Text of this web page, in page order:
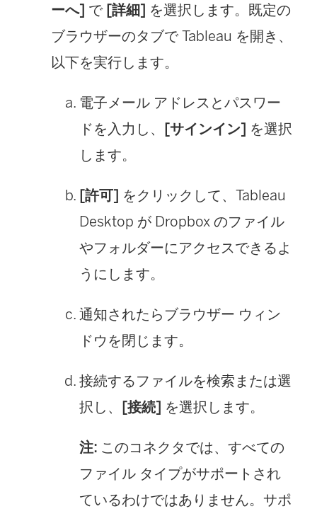
ーへ] で [詳細] を選択します。既定の
ブラウザーのタブで Tableau を開き、
以下を実行します。
電子メール アドレスとパスワー
ドを入力し、 [サインイン] を選択
します。
[許可] をクリックして、Tableau
Desktop が Dropbox のファイル
やフォルダーにアクセスできるよ
うにします。
通知されたらブラウザー ウィン
ドウを閉じます。
接続するファイルを検索または選
択し、 [接続] を選択します。
注: このコネクタでは、すべての
ファイル タイプがサポートされ
ているわけではありません。サポ